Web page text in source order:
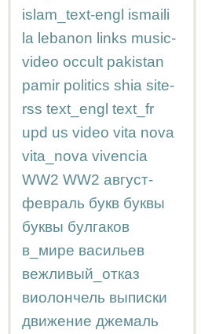
islam_text-engl ismaili
la lebanon links music-
video occult pakistan
pamir politics shia site-
rss text_engl text_fr
upd us video vita nova
vita_nova vivencia
WW2 WW2 август-
февраль букв буквы
буквы булгаков
в_мире васильев
вежливый_отказ
виолончель выписки
движение джемаль